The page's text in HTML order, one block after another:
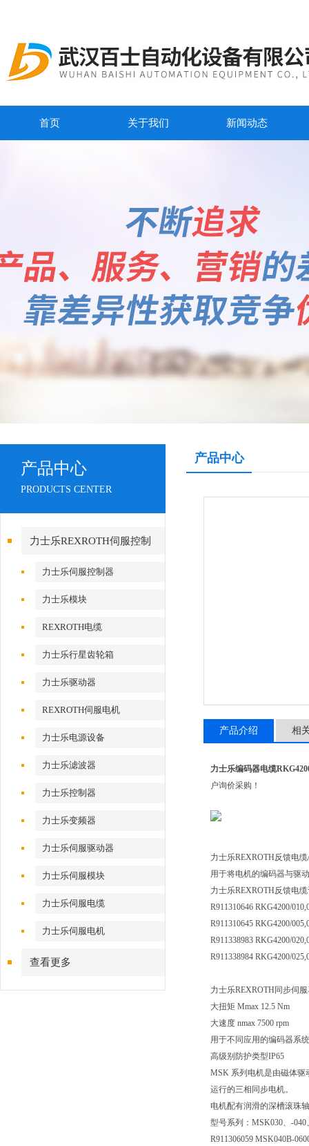
首页 关于我们 新闻动态
产品中心
PRODUCTS CENTER
力士乐REXROTH伺服控制
力士乐伺服控制器
力士乐模块
REXROTH电缆
力士乐行星齿轮箱
力士乐驱动器
REXROTH伺服电机
力士乐电源设备
力士乐滤波器
力士乐控制器
力士乐变频器
力士乐伺服驱动器
力士乐伺服模块
力士乐伺服电缆
力士乐伺服电机
查看更多
产品中心
产品介绍 相
力士乐编码器电缆
户询价采购！
力士乐REXROTH反馈电
用于将电机的编码器与驱
力士乐REXROTH反馈电
R911310646 RKG4200/
R911310645 RKG4200/
R911338983 RKG4200/
R911338984 RKG4200/
力士乐REXROTH同步伺
大扭矩 Mmax 12.5 Nm
大速度 nmax 7500 rpm
用于不同应用的编码器系统
高级别防护类型IP65
MSK 系列电机是由磁体驱
运行的三相同步电机。
电机配有润滑的深槽滚珠
型号系列：MSK030、-040
R911306059 MSK040B-